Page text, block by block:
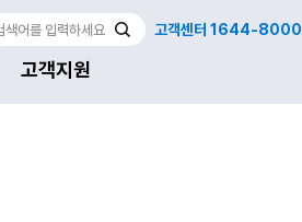
고객지원
고객센터 1644-8000